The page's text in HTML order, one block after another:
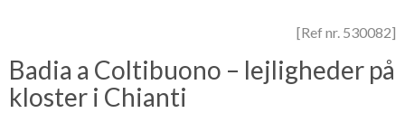
[Ref nr. 530082]
Badia a Coltibuono – lejligheder på
kloster i Chianti